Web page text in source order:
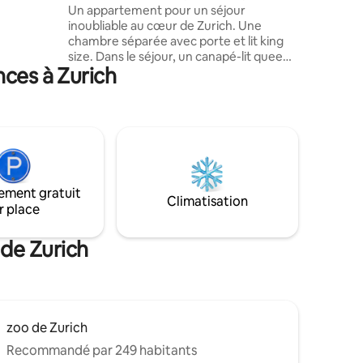
Un appartement pour un séjour
inoubliable au cœur de Zurich. Une
chambre séparée avec porte et lit king
size. Dans le séjour, un canapé-lit queen
size pour 2 personnes et un autre petit
canapé-lit pour 1 personne. N'hésitez pas
il y a un centre commercial avec un
centre de fitness (sauna vapeur). Un
parking à l'intérieur du bâtiment peut
être loué. Demandez-nous, nous aimons
à Zurich
gratuit
place
Climatisation
Zurich
zoo de Zurich
Recommandé par 249 habitants